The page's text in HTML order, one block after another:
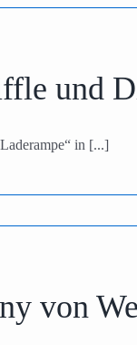
und
in [...]
von